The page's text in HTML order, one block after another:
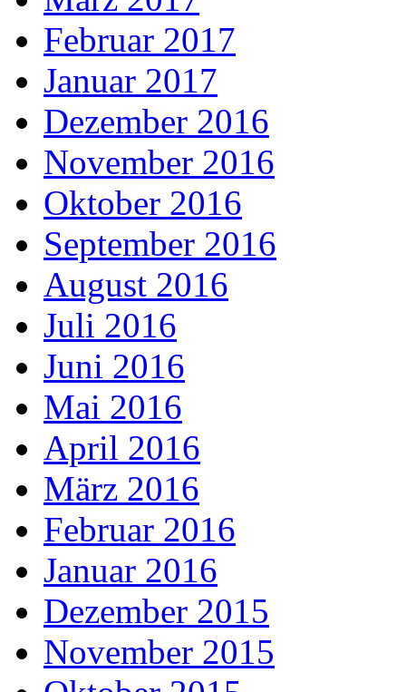
Februar 2017
Januar 2017
Dezember 2016
November 2016
Oktober 2016
September 2016
August 2016
Juli 2016
Juni 2016
Mai 2016
April 2016
März 2016
Februar 2016
Januar 2016
Dezember 2015
November 2015